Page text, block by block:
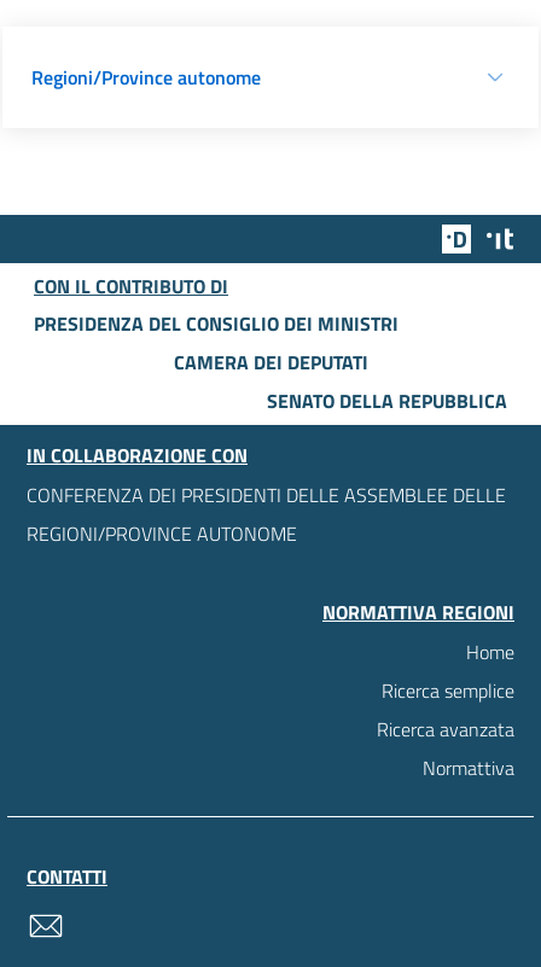
Regioni/Province autonome
Team
CON IL CONTRIBUTO DI
PRESIDENZA DEL CONSIGLIO DEI MINISTRI
CAMERA DEI DEPUTATI
SENATO DELLA REPUBBLICA
IN COLLABORAZIONE CON
CONFERENZA DEI PRESIDENTI DELLE ASSEMBLEE DELLE
REGIONI/PROVINCE AUTONOME
NORMATTIVA REGIONI
Home
Ricerca semplice
Ricerca avanzata
Normattiva
CONTATTI